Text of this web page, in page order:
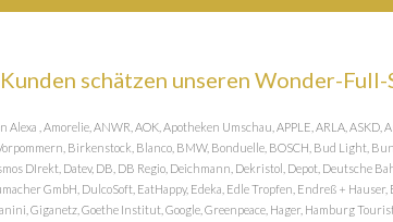
schätzen unseren Wonder-Full-
, Amorelie, ANWR, AOK, Apotheken Umschau, APPLE, ARLA,
Birkenstock, Blanco, BMW, Bonduelle, BOSCH, Bud Light,
DIrekt, Datev, DB, DB Regio, Deichmann, Dekristol, Depot, Deutsche
GmbH, DulcoSoft, EatHappy, Edeka, Edle Tropfen, Endreß +
Giganetz, Goethe Institut, Google, Greenpeace, Hager, Hamburg